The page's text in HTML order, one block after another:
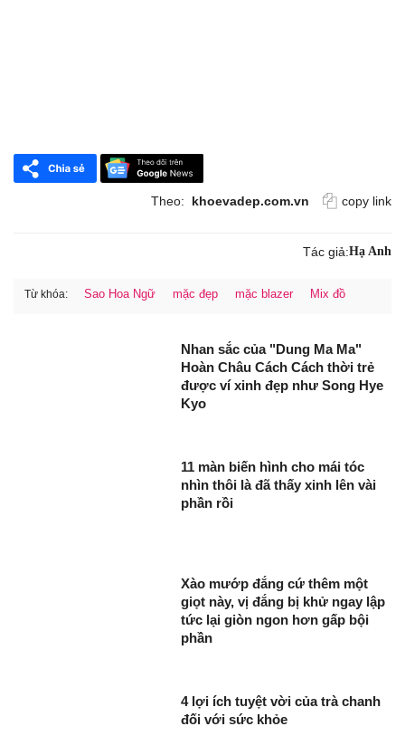
Theo: khoevadep.com.vn copy link
Tác giả:Hạ Anh
Từ khóa: Sao Hoa Ngữ mặc đẹp mặc blazer Mix đồ
Nhan sắc của "Dung Ma Ma"
Hoàn Châu Cách Cách thời trẻ
được ví xinh đẹp như Song Hye
Kyo
11 màn biến hình cho mái tóc
nhìn thôi là đã thấy xinh lên vài
phần rồi
Xào mướp đắng cứ thêm một
giọt này, vị đắng bị khử ngay lập
tức lại giòn ngon hơn gấp bội
phần
4 lợi ích tuyệt vời của trà chanh
đối với sức khỏe